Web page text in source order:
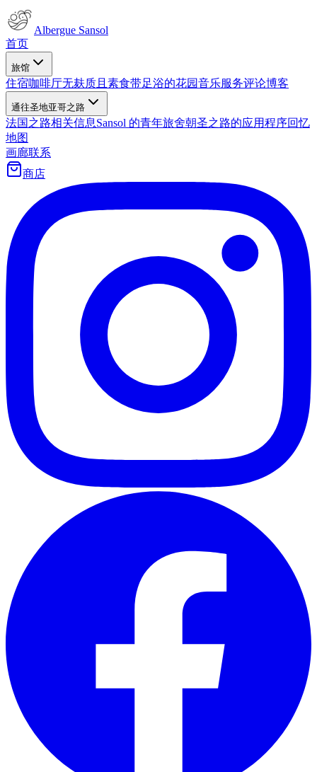
Albergue Sansol
首页
旅馆
住宿咖啡厅无麸质且素食带足浴的花园音乐服务评论博客
通往圣地亚哥之路
法国之路相关信息Sansol 的青年旅舍朝圣之路的应用程序回忆
地图
画廊联系
商店